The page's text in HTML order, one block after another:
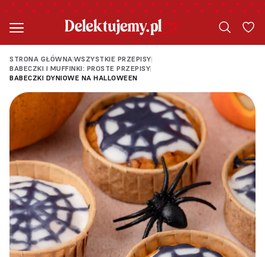
STRONA GŁÓWNA|WSZYSTKIE PRZEPISY|
BABECZKI I MUFFINKI: PROSTE PRZEPISY|
BABECZKI DYNIOWE NA HALLOWEEN